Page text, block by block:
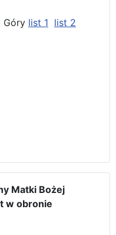
Góry list 1 list 2
Matki Bożej
w obronie